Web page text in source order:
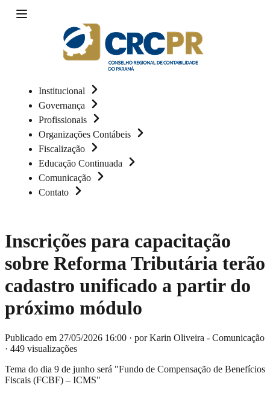
Institucional
Governança
Profissionais
Organizações Contábeis
Fiscalização
Educação Continuada
Comunicação
Contato
Inscrições para capacitação
sobre Reforma Tributária terão
cadastro unificado a partir do
próximo módulo
Publicado em 27/05/2026 16:00 · por Karin Oliveira - Comunicação
· 449 visualizações
Tema do dia 9 de junho será "Fundo de Compensação de Benefícios
Fiscais (FCBF) – ICMS"